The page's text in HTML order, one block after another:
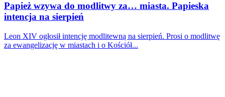
Papież wzywa do modlitwy za… miasta. Papieska
intencja na sierpień
Leon XIV ogłosił intencję modlitewną na sierpień. Prosi o modlitwę
za ewangelizację w miastach i o Kościół...